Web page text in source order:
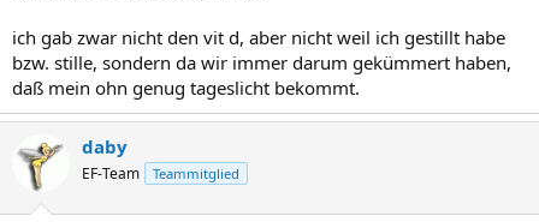
ich gab zwar nicht den vit d, aber nicht weil ich gestillt habe
bzw. stille, sondern da wir immer darum gekümmert haben,
daß mein ohn genug tageslicht bekommt.
daby
EF-Team Teammitglied